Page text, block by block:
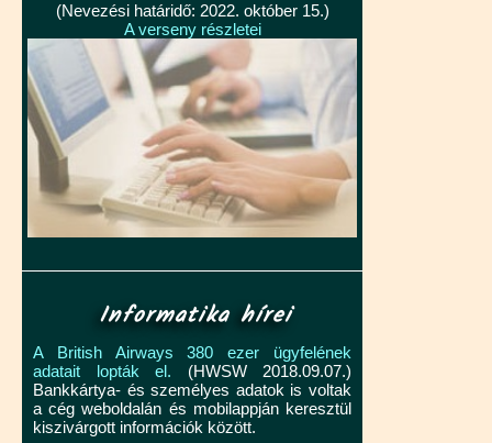
(Nevezési határidő: 2022. október 15.)
A verseny részletei
Informatika hírei
A British Airways 380 ezer ügyfelének
adatait lopták el. (HWSW 2018.09.07.)
Bankkártya- és személyes adatok is voltak
a cég weboldalán és mobilappján keresztül
kiszivárgott információk között.